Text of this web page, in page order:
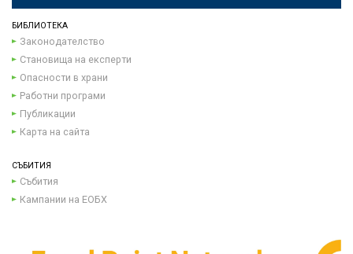
БИБЛИОТЕКА
Законодателство
Становища на експерти
Опасности в храни
Работни програми
Публикации
Карта на сайта
СЪБИТИЯ
Събития
Кампании на ЕОБХ